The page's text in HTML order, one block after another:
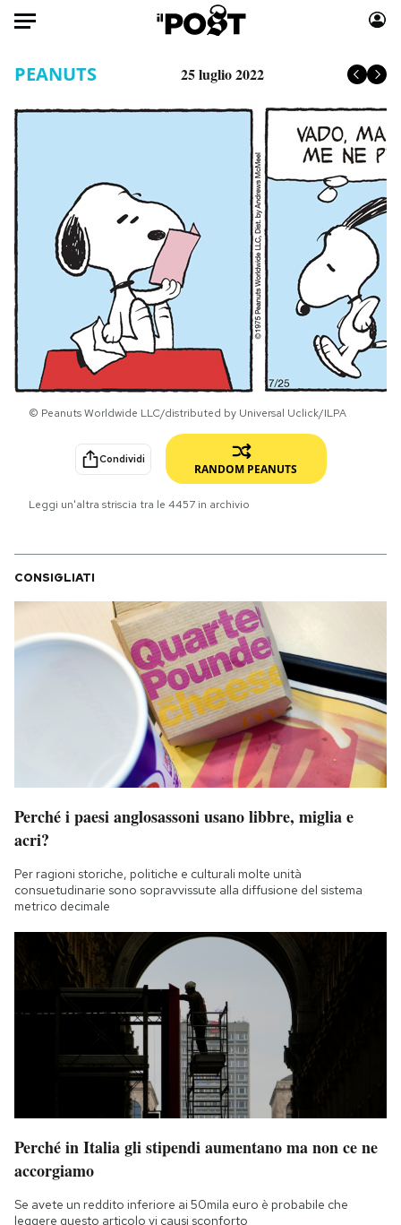
HOME
Politica
Tecnologia
Internet
Scienza
Economia
Sport
Moda
Libri
Consumismi
Storie/Idee
Ok Boomer!
Media
Europa
Altrecose
Mondiali calcio 2026
NEWSLETTER
I MIEI PREFERITI
AREA PERSONALE
Area Personale
Notifiche mobile
Esci
PEANUTS 25 luglio 2022
© Peanuts Worldwide LLC/distributed by Universal Uclick/ILPA
Condividi
RANDOM PEANUTS
Leggi un'altra striscia tra le 4457 in archivio
CONSIGLIATI
Perché i paesi anglosassoni usano libbre, miglia e
acri?
Per ragioni storiche, politiche e culturali molte unità
consuetudinarie sono sopravvissute alla diffusione del sistema
metrico decimale
Perché in Italia gli stipendi aumentano ma non ce ne
accorgiamo
Se avete un reddito inferiore ai 50mila euro è probabile che
leggere questo articolo vi causi sconforto